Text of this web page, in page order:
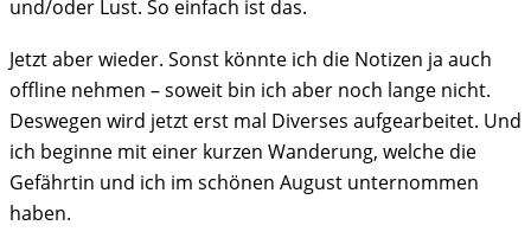
und/oder Lust. So einfach ist das.
Jetzt aber wieder. Sonst könnte ich die Notizen ja auch
offline nehmen – soweit bin ich aber noch lange nicht.
Deswegen wird jetzt erst mal Diverses aufgearbeitet. Und
ich beginne mit einer kurzen Wanderung, welche die
Gefährtin und ich im schönen August unternommen
haben.